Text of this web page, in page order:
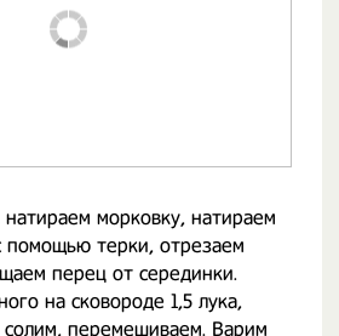
морковку, натираем
помощью терки, отрезаем
перец от серединки.
на сковороде 1,5 лука,
перемешиваем. Варим